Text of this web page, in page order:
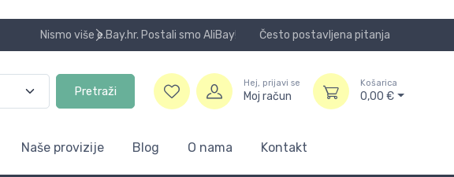
smo AliBay! Često postavljena pitanja
Pretraži
Hej, prijavi se
Moj račun
Košarica
0,00 €
Naše provizije Blog O nama Kontakt